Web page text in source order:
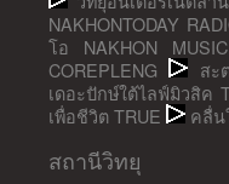
NAKHONTODAY
โอ NAKHON
COREPLENG
สะ
เดอะปักษ์ใต้ไลฟ์มิวสิค
เพื่อชีวิต TRUE
คลื่น
สถานีวิทยุ